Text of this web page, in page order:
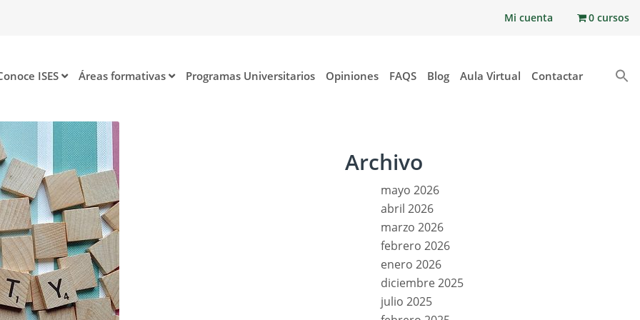
Mi cuenta 0 cursos
ISES Áreas formativas Programas Universitarios Opiniones FAQS Blog Aula Virtual Contactar
Archivo
mayo 2026
abril 2026
marzo 2026
febrero 2026
enero 2026
diciembre 2025
julio 2025